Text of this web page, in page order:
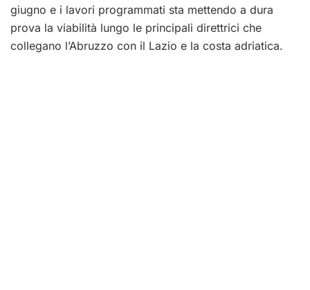
giugno e i lavori programmati sta mettendo a dura
prova la viabilità lungo le principali direttrici che
collegano l’Abruzzo con il Lazio e la costa adriatica.